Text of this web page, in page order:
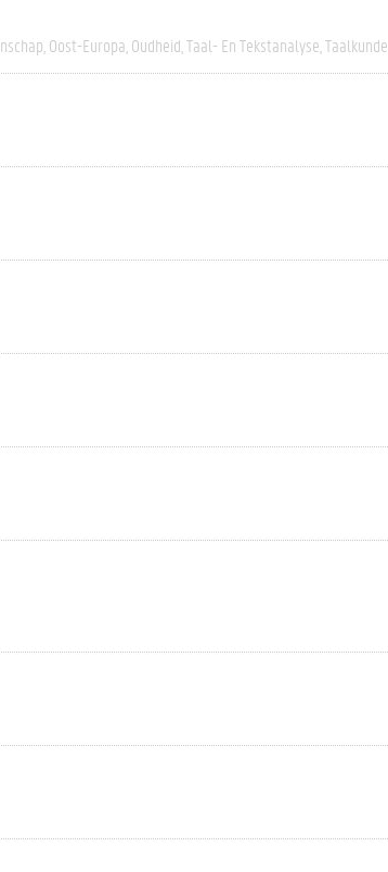
Oost-Europa Oudheid Taal- En Tekstanalyse Taalkunde